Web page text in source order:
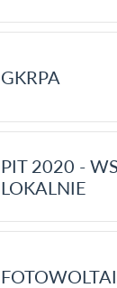
GKRPA
PIT 2020 -
LOKALNIE